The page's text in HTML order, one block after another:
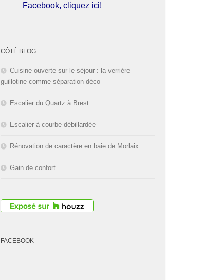
Facebook, cliquez ici!
congés d'été du
CÔTÉ BLOG
Cuisine ouverte sur le séjour : la verrière
guillotine comme séparation déco
Escalier du Quartz à Brest
Escalier à courbe débillardée
Rénovation de caractère en baie de Morlaix
Gain de confort
FACEBOOK